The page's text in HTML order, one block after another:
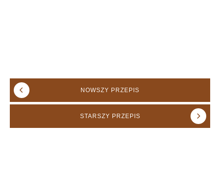
NOWSZY PRZEPIS
STARSZY PRZEPIS